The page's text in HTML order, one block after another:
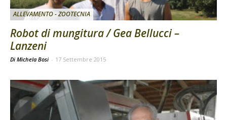
ALLEVAMENTO - ZOOTECNIA
Robot di mungitura / Gea Bellucci –
Lanzeni
Di Michela Bosi - 17 Settembre 2015